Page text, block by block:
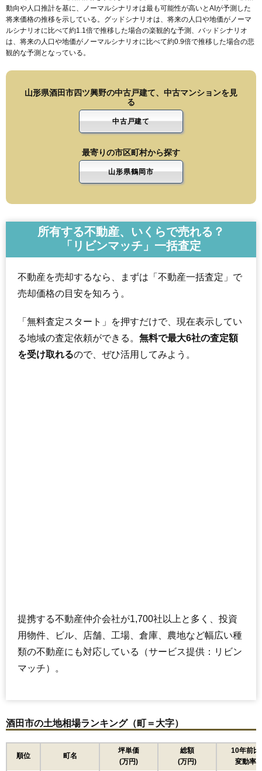
動向や人口推計を基に、ノーマルシナリオは最も可能性が高いとAIが予測した
将来価格の推移を示している。グッドシナリオは、将来の人口や地価がノーマ
ルシナリオに比べて約1.1倍で推移した場合の楽観的な予測、バッドシナリオ
は、将来の人口や地価がノーマルシナリオに比べて約0.9倍で推移した場合の悲
観的な予測となっている。
山形県酒田市四ツ興野の中古戸建て、中古マンションを見
る
中古戸建て
最寄りの市区町村から探す
山形県鶴岡市
所有する不動産、いくらで売れる？
「リビンマッチ」一括査定
不動産を売却するなら、まずは「不動産一括査定」で
売却価格の目安を知ろう。
「無料査定スタート」を押すだけで、現在表示してい
る地域の査定依頼ができる。 無料で最大6社の査定額
を受け取れるので、ぜひ活用してみよう。
提携する不動産仲介会社が1,700社以上と多く、投資
用物件、ビル、店舗、工場、倉庫、農地など幅広い種
類の不動産にも対応している（サービス提供：リビン
マッチ）。
酒田市の土地相場ランキング（町＝大字）
順位 町名
坪単価
(万円)
総額
(万円)
10年前比
変動率